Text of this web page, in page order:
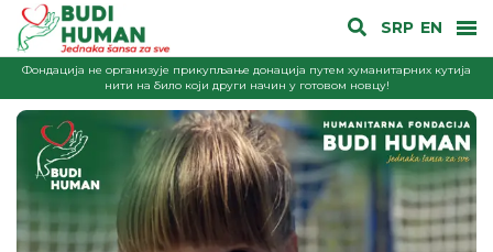
SRP EN
Фондација не организује прикупљање донација путем хуманитарних кутија
нити на било који други начин у готовом новцу!